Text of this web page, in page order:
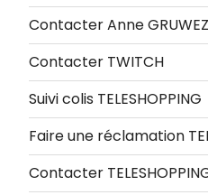
Contacter Anne GRUWEZ
Contacter TWITCH
Suivi colis TELESHOPPING
Faire une réclamation
Contacter